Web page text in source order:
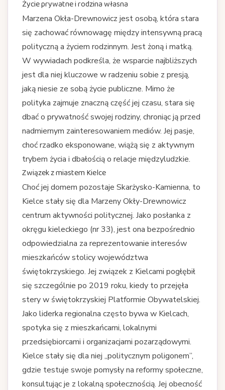
Życie prywatne i rodzina własna
Marzena Okła-Drewnowicz jest osobą, która stara
się zachować równowagę między intensywną pracą
polityczną a życiem rodzinnym. Jest żoną i matką.
W wywiadach podkreśla, że wsparcie najbliższych
jest dla niej kluczowe w radzeniu sobie z presją,
jaką niesie ze sobą życie publiczne. Mimo że
polityka zajmuje znaczną część jej czasu, stara się
dbać o prywatność swojej rodziny, chroniąc ją przed
nadmiernym zainteresowaniem mediów. Jej pasje,
choć rzadko eksponowane, wiążą się z aktywnym
trybem życia i dbałością o relacje międzyludzkie.
Związek z miastem Kielce
Choć jej domem pozostaje Skarżysko-Kamienna, to
Kielce stały się dla Marzeny Okły-Drewnowicz
centrum aktywności politycznej. Jako posłanka z
okręgu kieleckiego (nr 33), jest ona bezpośrednio
odpowiedzialna za reprezentowanie interesów
mieszkańców stolicy województwa
świętokrzyskiego. Jej związek z Kielcami pogłębił
się szczególnie po 2019 roku, kiedy to przejęła
stery w świętokrzyskiej Platformie Obywatelskiej.
Jako liderka regionalna często bywa w Kielcach,
spotyka się z mieszkańcami, lokalnymi
przedsiębiorcami i organizacjami pozarządowymi.
Kielce stały się dla niej „politycznym poligonem”,
gdzie testuje swoje pomysły na reformy społeczne,
konsultując je z lokalną społecznością. Jej obecność